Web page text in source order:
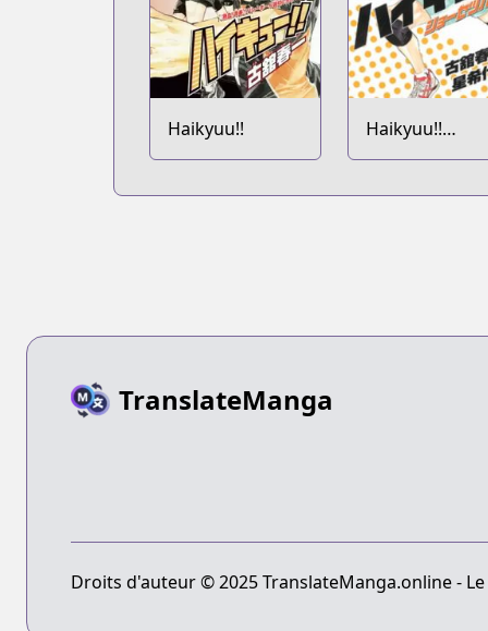
Haikyuu!!
Haikyuu!!
Shousetsu-
TranslateManga
Droits d'auteur © 2025 TranslateManga.online -